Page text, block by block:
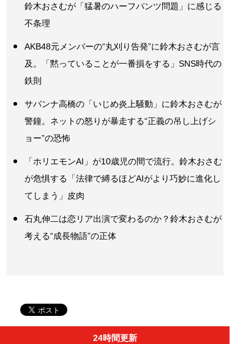
鈴木おさむが「猛暑のハーフパンツ問題」に感じる
不条理
AKB48元メンバーの“丸刈り告発”に鈴木おさむが言
及。「黙っていることが一番損をする」SNS時代の
鉄則
サバンナ高橋の「いじめ炎上騒動」に鈴木おさむが
警鐘。ネットの怒りが暴走する“正義の吊し上げシ
ョー”の恐怖
「ホリエモンAI」が10歳児の間で流行。鈴木おさむ
が危惧する「法律で縛るほどAIがより巧妙に進化し
てしまう」皮肉
石丸伸二は恋リア出演で変わるのか？鈴木おさむが
考える“成長物語”の正体
24時間更新